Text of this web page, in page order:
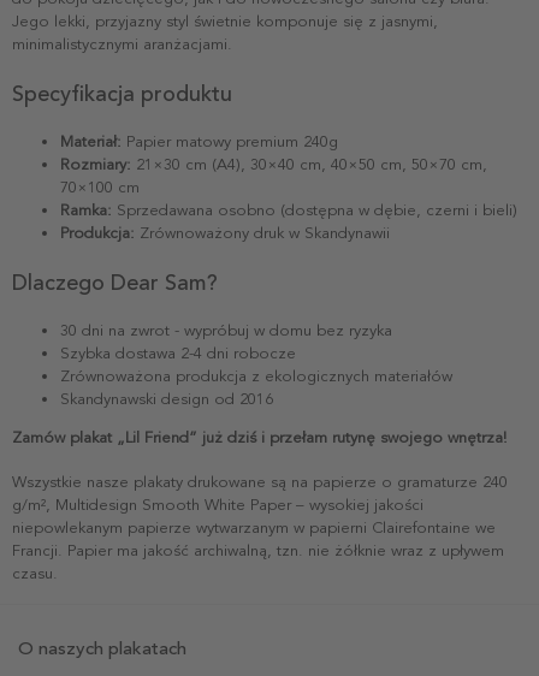
Jego lekki, przyjazny styl świetnie komponuje się z jasnymi,
minimalistycznymi aranżacjami.
Specyfikacja produktu
Materiał: Papier matowy premium 240g
Rozmiary: 21×30 cm (A4), 30×40 cm, 40×50 cm, 50×70 cm,
70×100 cm
Ramka: Sprzedawana osobno (dostępna w dębie, czerni i bieli)
Produkcja: Zrównoważony druk w Skandynawii
Dlaczego Dear Sam?
30 dni na zwrot - wypróbuj w domu bez ryzyka
Szybka dostawa 2-4 dni robocze
Zrównoważona produkcja z ekologicznych materiałów
Skandynawski design od 2016
Zamów plakat „Lil Friend” już dziś i przełam rutynę swojego wnętrza!
Wszystkie nasze plakaty drukowane są na papierze o gramaturze 240
g/m², Multidesign Smooth White Paper – wysokiej jakości
niepowlekanym papierze wytwarzanym w papierni Clairefontaine we
Francji. Papier ma jakość archiwalną, tzn. nie żółknie wraz z upływem
czasu.
O naszych plakatach